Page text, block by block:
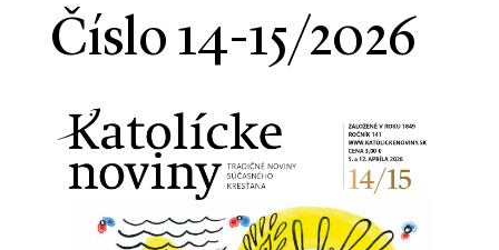
Číslo 14-15/2026